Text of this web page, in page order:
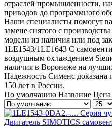
отраслей промышленности,
приводов до программного
Наши специалисты помогут
замене снятого с
модели из наличия или под
1LE1543/1LE1643 С
воздушным охлаждением
наличия в Воронеже на
Надежность Сименс доказана
150 лет в России.
По умолчанию Название Цена